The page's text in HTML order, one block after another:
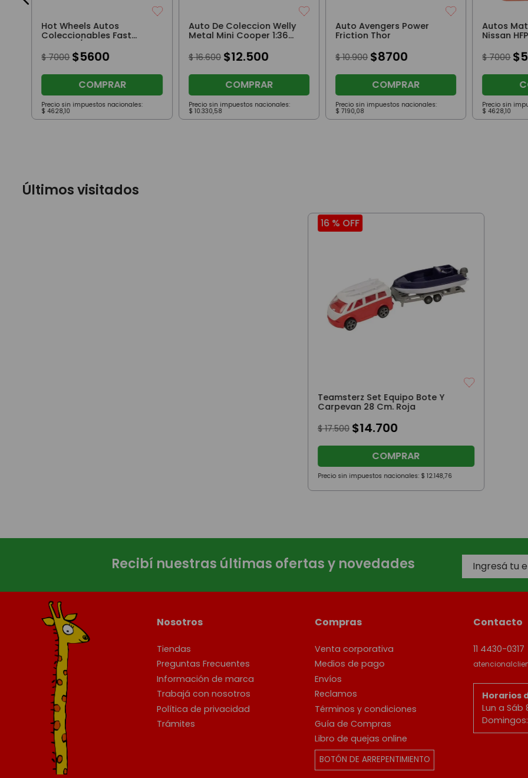
Hot Wheels Autos
Coleccionables Fast
$ 7000 $5600
COMPRAR
Precio sin impuestos nacionales:
$ 4628,10
Auto De Coleccion Welly
Metal Mini Cooper 1:36
$ 16.600 $12.500
COMPRAR
Precio sin impuestos nacionales:
$ 10.330,58
Auto Avengers Power
Friction Thor
$ 10.900 $8700
COMPRAR
Precio sin impuestos nacionales:
$ 7190,08
Autos
Nissan
$ 7000 $
Precio sin
$ 4628,10
Últimos visitados
16 %OFF
Teamsterz Set Equipo Bote Y
Carpevan 28 Cm. Roja
$ 17.500 $14.700
COMPRAR
Precio sin impuestos nacionales: $ 12.148,76
Recibí nuestras últimas ofertas y novedades
Nosotros
Tiendas
Preguntas Frecuentes
Información de marca
Trabajá con nosotros
Política de privacidad
Trámites
Compras
Venta corporativa
Medios de pago
Envíos
Reclamos
Términos y condiciones
Guía de Compras
Libro de quejas online
BOTÓN DE ARREPENTIMIENTO
Contacto
11 4430-0317
Horarios
Lun a Sáb
Domingos: